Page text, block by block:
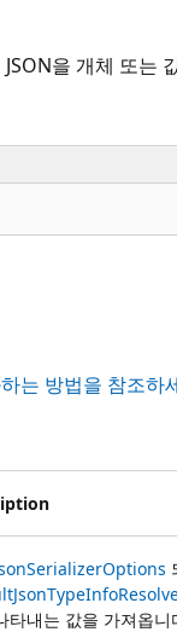
을 개체 또는
는 방법을 참조하
타내는 값을 가져옵니